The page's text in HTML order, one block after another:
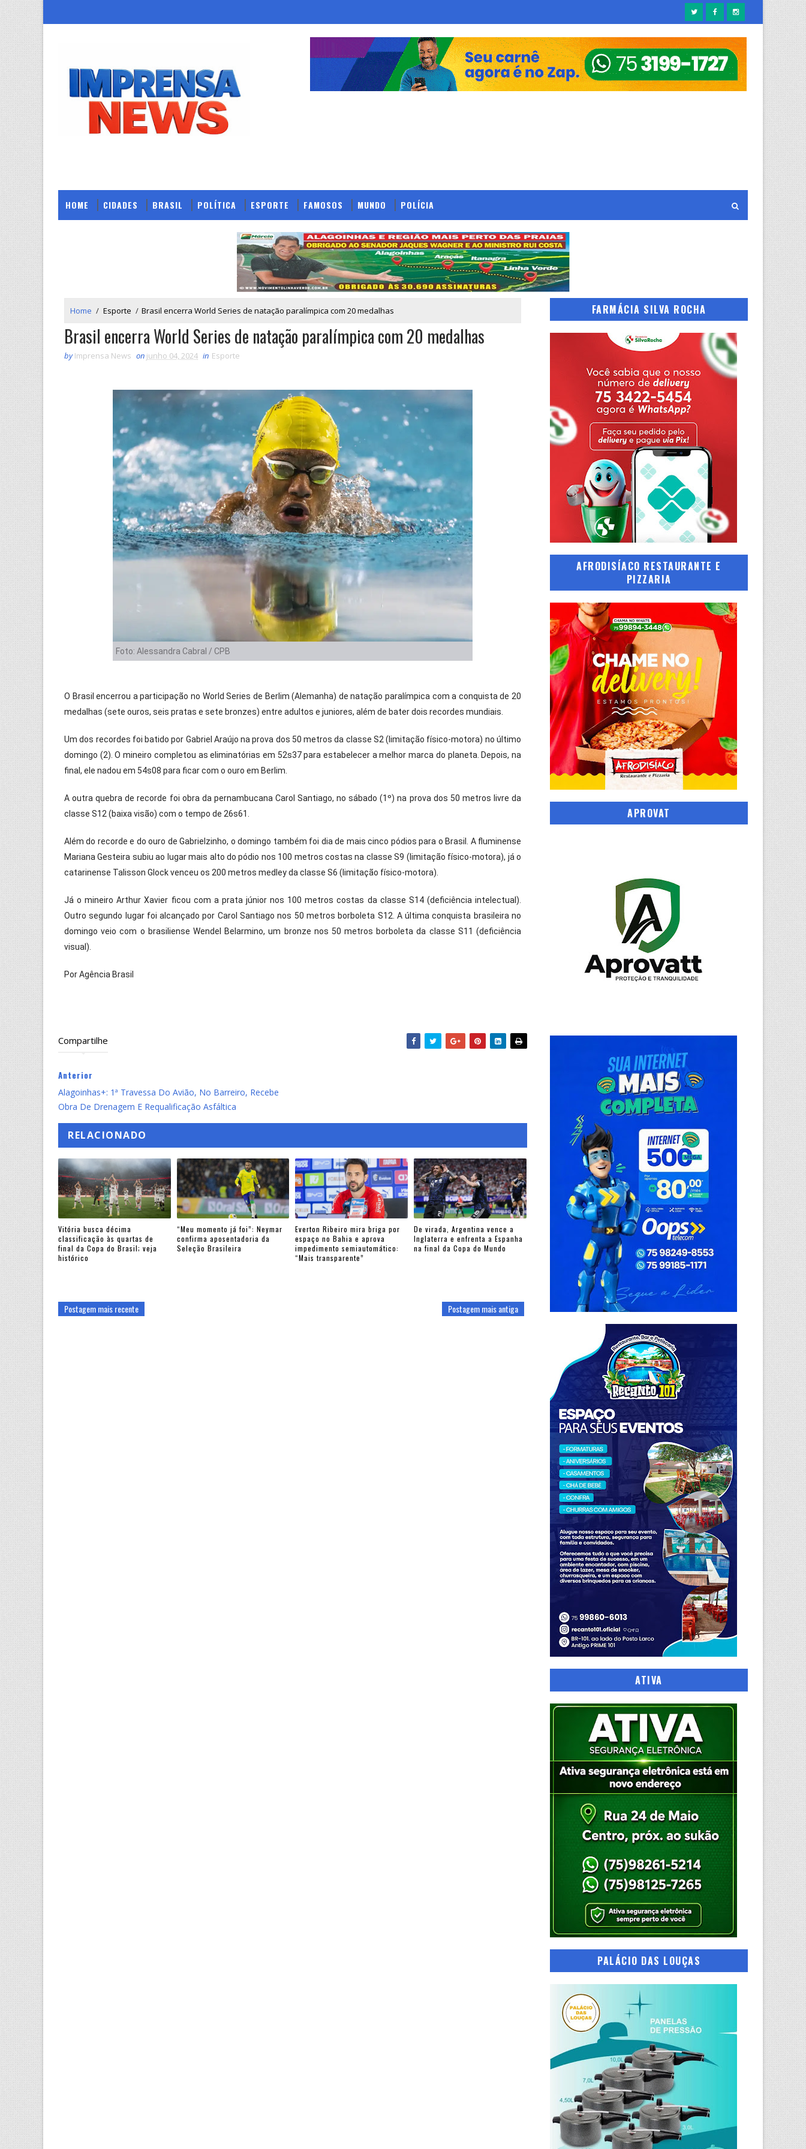
HOME CIDADES BRASIL POLÍTICA ESPORTE FAMOSOS MUNDO POLÍCIA
Home / Esporte / Brasil encerra World Series de natação paralímpica com 20 medalhas
Brasil encerra World Series de natação paralímpica com 20 medalhas
by Imprensa News on junho 04, 2024 in Esporte
Foto: Alessandra Cabral / CPB
O Brasil encerrou a participação no World Series de Berlim (Alemanha) de natação paralímpica com a conquista de 20
medalhas (sete ouros, seis pratas e sete bronzes) entre adultos e juniores, além de bater dois recordes mundiais.
Um dos recordes foi batido por Gabriel Araújo na prova dos 50 metros da classe S2 (limitação físico-motora) no último
domingo (2). O mineiro completou as eliminatórias em 52s37 para estabelecer a melhor marca do planeta. Depois, na
final, ele nadou em 54s08 para ficar com o ouro em Berlim.
A outra quebra de recorde foi obra da pernambucana Carol Santiago, no sábado (1º) na prova dos 50 metros livre da
classe S12 (baixa visão) com o tempo de 26s61.
Além do recorde e do ouro de Gabrielzinho, o domingo também foi dia de mais cinco pódios para o Brasil. A fluminense
Mariana Gesteira subiu ao lugar mais alto do pódio nos 100 metros costas na classe S9 (limitação físico-motora), já o
catarinense Talisson Glock venceu os 200 metros medley da classe S6 (limitação físico-motora).
Já o mineiro Arthur Xavier ficou com a prata júnior nos 100 metros costas da classe S14 (deficiência intelectual).
Outro segundo lugar foi alcançado por Carol Santiago nos 50 metros borboleta S12. A última conquista brasileira no
domingo veio com o brasiliense Wendel Belarmino, um bronze nos 50 metros borboleta da classe S11 (deficiência
visual).
PorAgência Brasil
Compartilhe
Anterior
Alagoinhas+: 1ª Travessa Do Avião, No Barreiro, Recebe
Obra De Drenagem E Requalificação Asfáltica
RELACIONADO
Vitória busca décima
classificação às quartas de
final da Copa do Brasil; veja
histórico
“Meu momento já foi”: Neymar
confirma aposentadoria da
Seleção Brasileira
Everton Ribeiro mira briga por
espaço no Bahia e aprova
impedimento semiautomático:
“Mais transparente”
De virada, Argentina vence a
Inglaterra e enfrenta a Espanha
na final da Copa do Mundo
Postagem mais recente Postagem mais antiga
FARMÁCIA SILVA ROCHA
AFRODISÍACO RESTAURANTE E
PIZZARIA
APROVAT
ATIVA
PALÁCIO DAS LOUÇAS